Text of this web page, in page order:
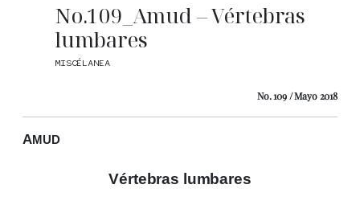
No.109_Amud – Vértebras
lumbares
MISCÉLANEA
No. 109 / Mayo 2018
AMUD
Vértebras lumbares